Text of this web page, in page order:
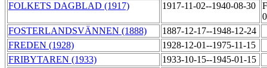
FOLKETS DAGBLAD (1917)
1917-11-02--1940-08-30
FOSTERLANDSVÄNNEN (1888)
1887-12-17--1948-12-24
FREDEN (1928)
1928-12-01--1975-11-15
FRIBYTAREN (1933)
1933-10-15--1945-01-15